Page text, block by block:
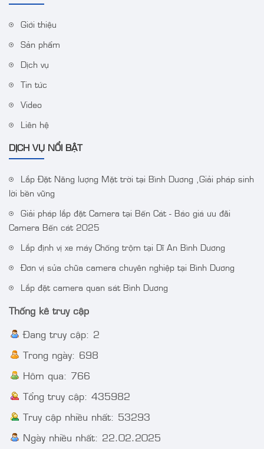
Camera IP Colorvu 2MP
HIKVISION DS-
Camera IP AcuSense
thân trụ thế hệ 2 4MP
VT-2CD3BG-DC
Camera DS-
ColorVu Audio Fixed
Turret Camera
Giới thiệu
Sản phẩm
Dịch vụ
Tin tức
Video
Liên hệ
DỊCH VỤ NỔI BẬT
Lắp Đặt Năng lượng Mặt trời tại Bình Dương ,Giải pháp sinh
lời bền vững
Giải pháp lắp đặt Camera tại Bến Cát - Báo giá ưu đãi
Camera Bến cát 2025
Lắp định vị xe máy Chống trộm tại Dĩ An Bình Dương
Đơn vị sửa chữa camera chuyên nghiệp tại Bình Dương
Lắp đặt camera quan sát Bình Dương
Thống kê truy cập
Đang truy cập: 2
Trong ngày: 698
Hôm qua: 766
Tổng truy cập: 435982
Truy cập nhiều nhất: 53293
Ngày nhiều nhất: 22.02.2025